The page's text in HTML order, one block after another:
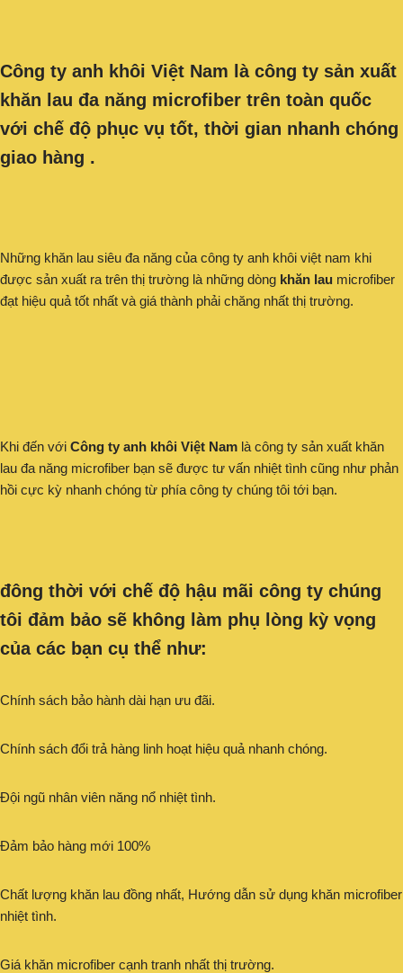
Công ty anh khôi Việt Nam là công ty sản xuất
khăn lau đa năng microfiber trên toàn quốc
với chế độ phục vụ tốt, thời gian nhanh chóng
giao hàng .
Những khăn lau siêu đa năng của công ty anh khôi việt nam khi
được sản xuất ra trên thị trường là những dòng khăn lau microfiber
đạt hiệu quả tốt nhất và giá thành phải chăng nhất thị trường.
Khi đến với Công ty anh khôi Việt Nam là công ty sản xuất khăn
lau đa năng microfiber bạn sẽ được tư vấn nhiệt tình cũng như phản
hồi cực kỳ nhanh chóng từ phía công ty chúng tôi tới bạn.
đông thời với chế độ hậu mãi công ty chúng
tôi đảm bảo sẽ không làm phụ lòng kỳ vọng
của các bạn cụ thể như:
Chính sách bảo hành dài hạn ưu đãi.
Chính sách đổi trả hàng linh hoạt hiệu quả nhanh chóng.
Đội ngũ nhân viên năng nổ nhiệt tình.
Đảm bảo hàng mới 100%
Chất lượng khăn lau đồng nhất, Hướng dẫn sử dụng khăn microfiber
nhiệt tình.
Giá khăn microfiber cạnh tranh nhất thị trường.